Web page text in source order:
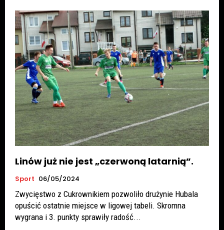
Linów już nie jest „czerwoną latarnią”.
Sport 06/05/2024
Zwycięstwo z Cukrownikiem pozwoliło drużynie Hubala
opuścić ostatnie miejsce w ligowej tabeli. Skromna
wygrana i 3. punkty sprawiły radość...